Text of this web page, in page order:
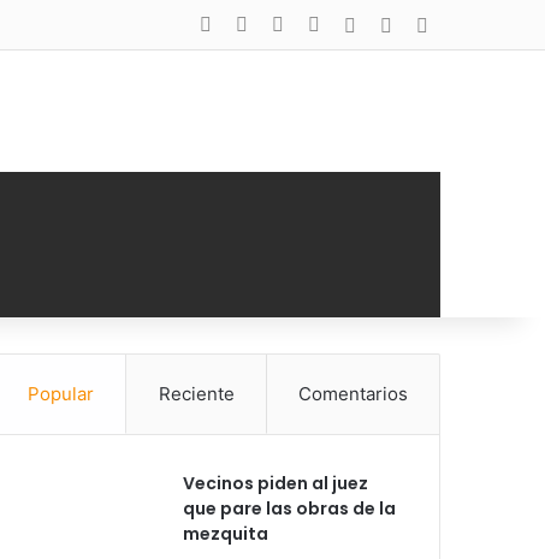
Facebook YouTubeInstagramAccesoPublicación al
Popular Reciente Comentarios
Vecinos piden al juez
que pare las obras de la
mezquita